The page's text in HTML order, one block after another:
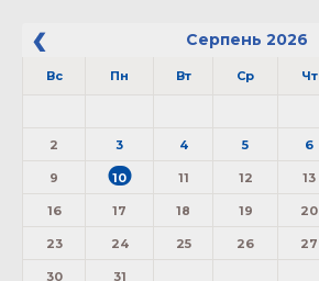
Серпень 2026
Вс Пн Вт Ср Чт
2 3 4 5 6
9 10 11 12 13
16 17 18 19 20
23 24 25 26 27
30 31